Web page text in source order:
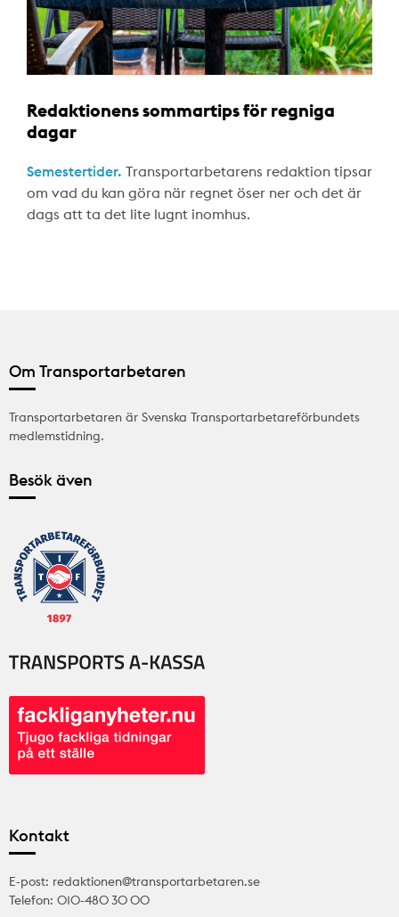
Redaktionens sommartips för regniga
dagar
Semestertider. Transportarbetarens redaktion tipsar
om vad du kan göra när regnet öser ner och det är
dags att ta det lite lugnt inomhus.
Om Transportarbetaren
Transportarbetaren är Svenska Transportarbetareförbundets
medlemstidning.
Besök även
Kontakt
E-post: redaktionen@transportarbetaren.se
Telefon: 010-480 30 00